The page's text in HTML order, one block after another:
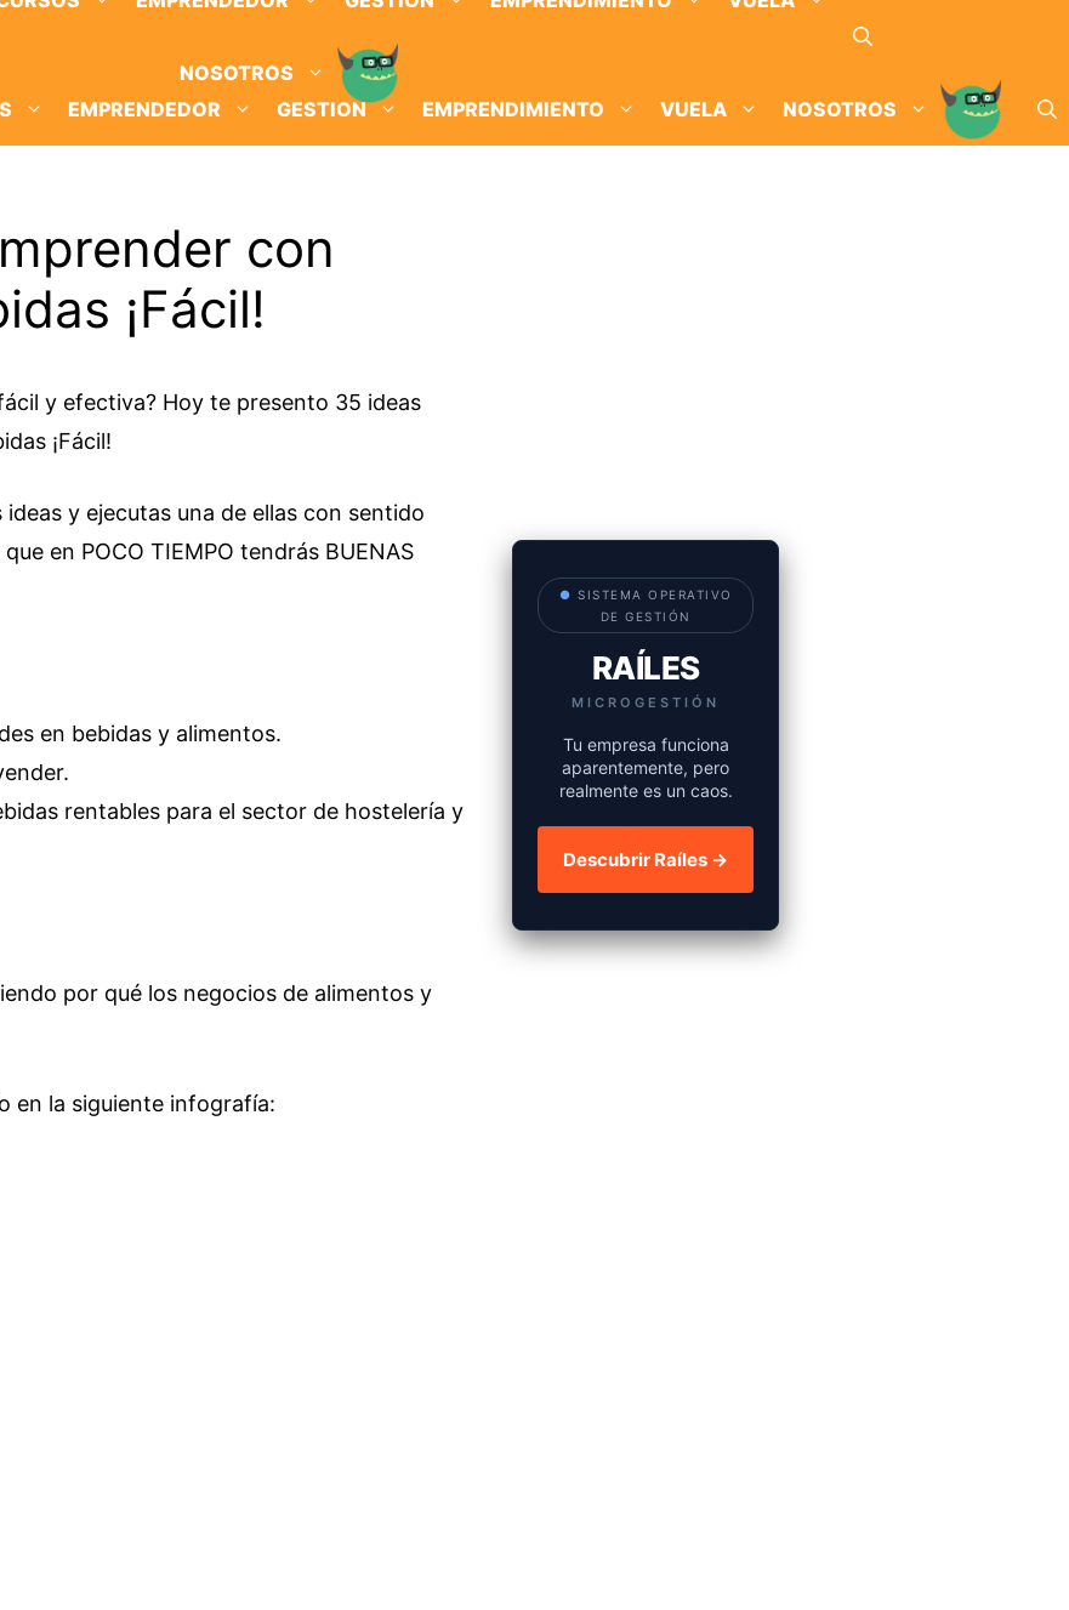
NOSOTROS
EMPRENDEDOR GESTION EMPRENDIMIENTO VUELA NOSOTROS
con
¡Fácil!
y efectiva? Hoy te presento 35 ideas
¡Fácil!
y ejecutas una de ellas con sentido
en POCO TIEMPO tendrás BUENAS
en bebidas y alimentos.
rentables para el sector de hostelería y
por qué los negocios de alimentos y
en la siguiente infografía:
● SISTEMA OPERATIVO
DE GESTIÓN
RAÍLES
MICROGESTIÓN
Tu empresa funciona
aparentemente, pero
realmente es un caos.
Descubrir Raíles →